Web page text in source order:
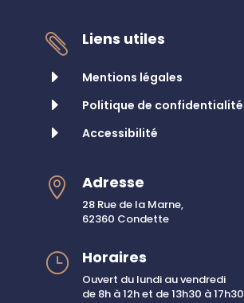

Liens utiles
E
Mentions légales
E Politique de confidentialité
E Accessibilité
 Adresse
28 Rue de la Marne,
62360 Condette
} Horaires
Ouvert du lundi au vendredi
de 8h à 12h et de 13h30 à 17h30